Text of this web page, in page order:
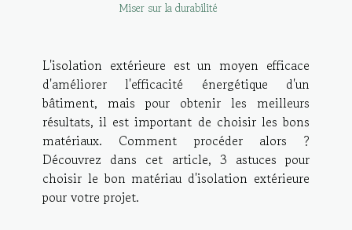
Miser sur la durabilité
L'isolation extérieure est un moyen efficace
d'améliorer l'efficacité énergétique d'un
bâtiment, mais pour obtenir les meilleurs
résultats, il est important de choisir les bons
matériaux. Comment procéder alors ?
Découvrez dans cet article, 3 astuces pour
choisir le bon matériau d'isolation extérieure
pour votre projet.